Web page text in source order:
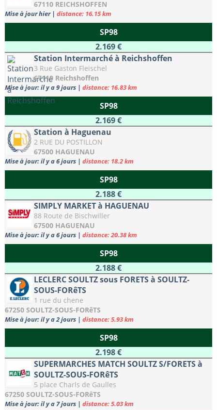
67110 REICHSHOFFEN
Mise à jour hier | distance: 16.15 km
SP98
2.169 €
Station Intermarché à Reichshoffen
3 Rue Gaston Fleischel
67110 Reichshoffen
Mise à jour: il y a 9 jours | distance: 16.83 km
SP98
2.169 €
Station à Haguenau
2 RUE DU POSTILLON
67500 HAGUENAU
Mise à jour: il y a 6 jours | distance: 18.2 km
SP98
2.188 €
SIMPLY MARKET à HAGUENAU
88 Route de Bischwiller
67500 HAGUENAU
Mise à jour: il y a 6 jours | distance: 20.38 km
SP98
2.188 €
LECLERC SOULTZ sous FORETS à SOULTZ-
SOUS-FORêTS
1 rue du chene
67250 SOULTZ-SOUS-FORêTS
Mise à jour: il y a 2 jours | distance: 5.93 km
SP98
2.198 €
SUPERMARCHES MATCH SOULTZ S/FORETS à
SOULTZ-SOUS-FORêTS
5 place Charls de Gaulles
67250 SOULTZ-SOUS-FORêTS
Mise à jour: il y a 7 jours | distance: 5.03 km